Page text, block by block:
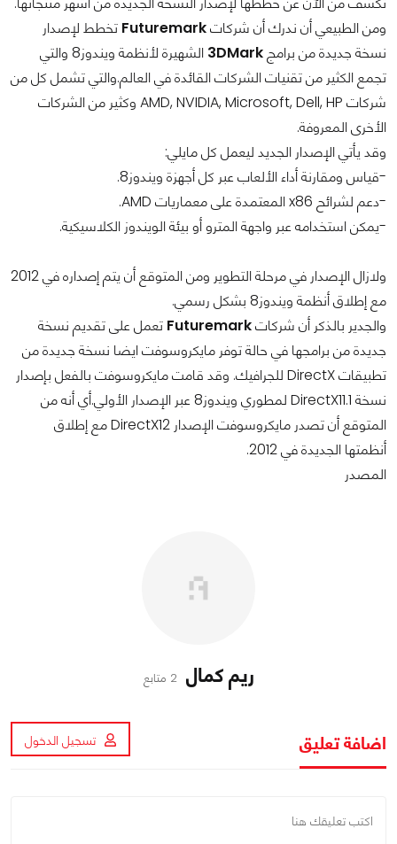
ومن الطبيعي أن ندرك أن شركاتFuturemark تخطط لإصدار
نسخة جديدة من برامج3DMark
الشهيرة لأنظمة ويندوز8 والتي
تجمع الكثير من تقنيات الشركات القائدة في العالم.والتي تشمل كل من
شركات AMD, NVIDIA, Microsoft, Dell, HP وكثير من الشركات
الأخرى المعروفة.
وقد يأتي الإصدار الجديد ليعمل كل مايلي:
-قياس ومقارنة أداء الألعاب عبر كل أجهزة ويندوز8.
-دعم لشرائح x86 المعتمدة على معماريات AMD.
-يمكن استخدامه عبر واجهة المترو أو بيئة الويندوز الكلاسيكية.
ولازال الإصدار في مرحلة التطوير ومن المتوقع أن يتم إصداره في 2012
مع إطلاق أنظمة ويندوز8 بشكل رسمي.
والجدير بالذكر أن شركاتFuturemark تعمل على تقديم نسخة
جديدة من برامجها في حالة توفر مايكروسوفت ايضا نسخة جديدة من
تطبيقات DirectX للجرافيك. وقد قامت مايكروسوفت بالفعل بإصدار
نسخة DirectX11.1 لمطوري ويندوز8 عبر الإصدار الأولي.أي أنه من
المتوقع أن تصدر مايكروسوفت الإصدار DirectX12 مع إطلاق
أنظمتها الجديدة في 2012.
المصدر
ريم كمال 2 متابع
اضافة تعليق تسجيل الدخول